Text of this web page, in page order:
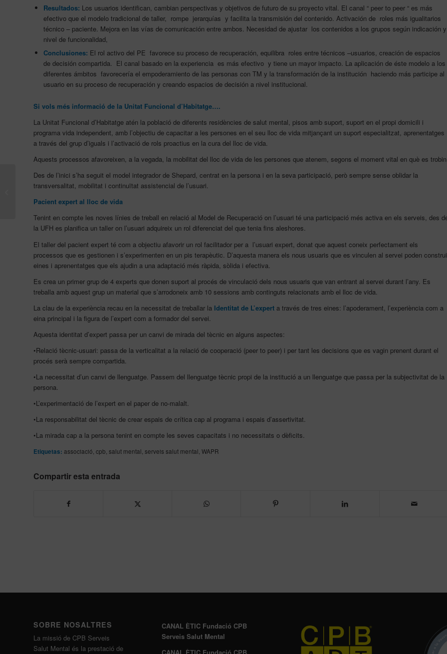
Resultados: Los usuarios identifican, cambian perspectivas y objetivos de futuro de su proyecto vital. El canal “ peer to peer “ es más
efectivo que el modelo tradicional de taller, rompe jerarquías y facilita la transmisión del contenido. Activación de roles más igualitarios
técnico – paciente. Mejora en las vías de comunicación entre ambos. Necesidad de ajustar los contenidos a los grupos según indicación
nivel de funcionalidad,
Conclusiones: El rol activo del PE favorece su proceso de recuperación, equilibra roles entre técnicos –usuarios, creación de espacios
de decisión compartida. El canal basado en la experiencia es más efectivo y tiene un mayor impacto. La aplicación de éste modelo a los
diferentes ámbitos favorecería el empoderamiento de las personas con TM y la transformación de la institución haciendo más participe al
usuario en su proceso de recuperación y creando espacios de decisión a nivel institucional.
Si vols més informació de la Unitat Funcional d’Habitatge….
La Unitat Funcional d’Habitatge atén la població de diferents residències de salut mental, pisos amb suport, suport en el propi domicili i
programa vida independent, amb l’objectiu de capacitar a les persones en el seu lloc de vida mitjançant un suport especialitzat, aprenentatges
a través del grup d’iguals i l’activació de rols proactius en la cura del lloc de vida.
Aquests processos afavoreixen, a la vegada, la mobilitat del lloc de vida de les persones que atenem, segons el moment vital en què es
Des de l’inici s’ha seguit el model integrador de Shepard, centrat en la persona i en la seva participació, però sempre sense oblidar la
transversalitat, mobilitat i continuïtat assistencial de l’usuari.
Pacient expert al lloc de vida
Tenint en compte les noves línies de treball en relació al Model de Recuperació on l’usuari té una participació més activa en els serveis, des
la UFH es planifica un taller on l’usuari adquireix un rol diferenciat del que tenia fins aleshores.
El taller del pacient expert té com a objectiu afavorir un rol facilitador per a l’usuari expert, donat que aquest coneix perfectament els
processos que es gestionen i s’experimenten en un pis terapèutic. D’aquesta manera els nous usuaris que es vinculen al servei poden
eines i aprenentatges que els ajudin a una adaptació més ràpida, sòlida i efectiva.
Es crea un primer grup de 4 experts que donen suport al procés de vinculació dels nous usuaris que van entrant al servei durant l’any. Es
treballa amb aquest grup un material que s’arrodoneix amb 10 sessions amb continguts relacionats amb el lloc de vida.
La clau de la experiència recau en la necessitat de treballar la Identitat de L’expert a través de tres eines: l’apoderament, l’experiència com a
eina principal i la figura de l’expert com a formador del servei.
Aquesta identitat d’expert passa per un canvi de mirada del tècnic en alguns aspectes:
•Relació tècnic-usuari: passa de la verticalitat a la relació de cooperació (peer to peer) i per tant les decisions que es vagin prenent durant el
procés serà sempre compartida.
•La necessitat d’un canvi de llenguatge. Passem del llenguatge tècnic propi de la institució a un llenguatge que passa per la subjectivitat de la
persona.
•L’experimentació de l’expert en el paper de no-malalt.
•La responsabilitat del tècnic de crear espais de crítica cap al programa i espais d’assertivitat.
•La mirada cap a la persona tenint en compte les seves capacitats i no necessitats o dèficits.
Etiquetas: associació cpb salut mental serveis salut mental WAPR
Compartir esta entrada
SOBRE NOSALTRES
La missió de CPB Serveis
Salut Mental és la prestació de
CANAL ÈTIC Fundació CPB
Serveis Salut Mental
Participació rellevant de
CPB Serveis Salut
Mental en el XIII
l’Associació...